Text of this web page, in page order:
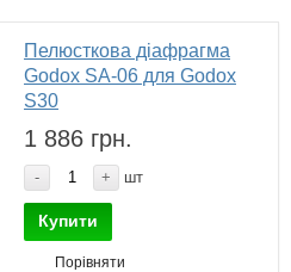
Пелюсткова діафрагма
Godox SA-06 для Godox
S30
1 886 грн.
- + шт
Купити
Порівняти